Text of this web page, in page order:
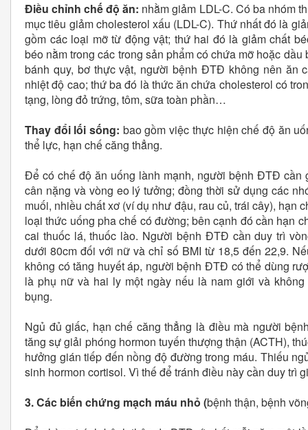
Điều chỉnh chế độ ăn: nhằm giảm LDL-C. Có ba nhóm
mục tiêu giảm cholesterol xấu (LDL-C). Thứ nhất đó là
gồm các loại mỡ từ động vật; thứ hai đó là giảm chất
béo nằm trong các trong sản phẩm có chứa mỡ hoặc
bánh quy, bơ thực vật, người bệnh ĐTĐ không nên ăn
nhiệt độ cao; thứ ba đó là thức ăn chứa cholesterol có
tạng, lòng đỏ trứng, tôm, sữa toàn phần…
Thay đổi lối sống: bao gồm việc thực hiện chế độ ăn
thể lực, hạn chế căng thẳng.
Để có chế độ ăn uống lành mạnh, người bệnh ĐTĐ cần
cân nặng và vòng eo lý tưởng; đồng thời sử dụng các
muối, nhiều chất xơ (ví dụ như đậu, rau củ, trái cây), hạn
loại thức uống pha chế có đường; bên cạnh đó cần hạn
cai thuốc lá, thuốc lào. Người bệnh ĐTĐ cần duy trì
dưới 80cm đối với nữ và chỉ số BMI từ 18,5 đến 22,9.
không có tăng huyết áp, người bệnh ĐTĐ có thể dùng
là phụ nữ và hai ly một ngày nếu là nam giới và
bụng.
Ngủ đủ giấc, hạn chế căng thẳng là điều mà người
tăng sự giải phóng hormon tuyến thượng thận (ACTH),
hưởng gián tiếp đến nồng độ đường trong máu. Thiếu
sinh hormon cortisol. Vì thế để tránh điều này cần duy trì
3. Các biến chứng mạch máu nhỏ (bệnh thận, bệnh